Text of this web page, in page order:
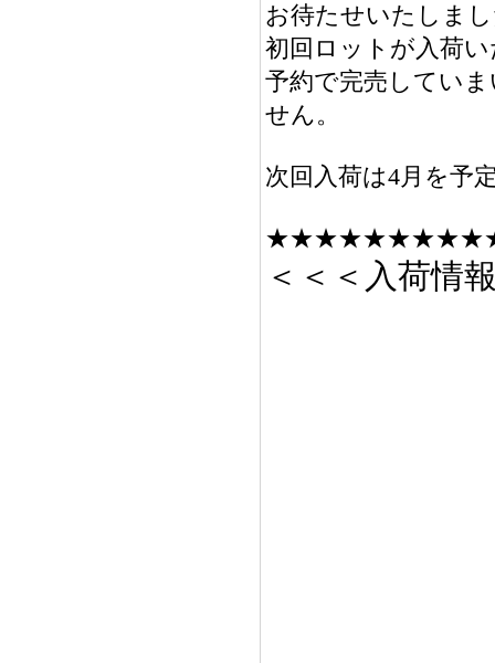
お待たせいたしま
初回ロットが入荷
予約で完売してい
せん。
次回入荷は4月を予
＜＜＜入荷情